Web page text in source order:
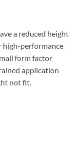
a reduced height
high-performance
form factor
application
not fit.